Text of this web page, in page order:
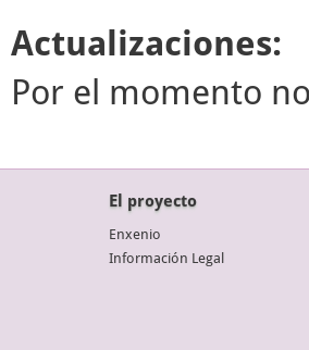
Actualizaciones:
Por el momento
El proyecto
Enxenio
Información Legal